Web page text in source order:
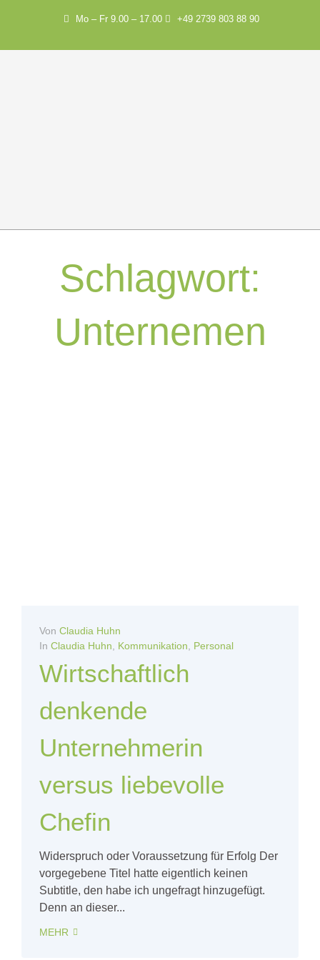
Mo – Fr 9.00 – 17.00 +49 2739 803 88 90
Schlagwort:
Unternemen
Von Claudia Huhn
In Claudia Huhn Kommunikation Personal
Wirtschaftlich
denkende
Unternehmerin
versus liebevolle
Chefin
Widerspruch oder Voraussetzung für Erfolg Der
vorgegebene Titel hatte eigentlich keinen
Subtitle, den habe ich ungefragt hinzugefügt.
Denn an dieser...
MEHR